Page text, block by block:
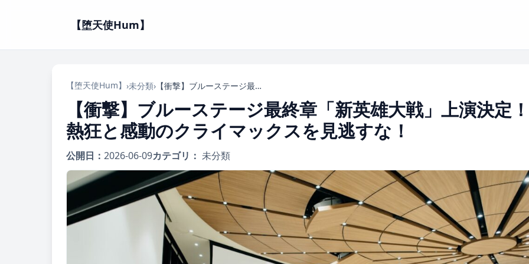
【堕天使Hum】
【堕天使Hum】 ›未分類› 【衝撃】ブルーステージ最終章「新英雄大戦」上演決定！熱狂と感動のクライマックスを見逃すな！
【衝撃】ブルーステージ最終章「新英雄大戦」上演決定！
熱狂と感動のクライマックスを見逃すな！
公開日： 2026-06-09カテゴリ： 未分類